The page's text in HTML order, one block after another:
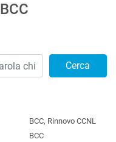
BCC
Cerca
BCC, Rinnovo CCNL
BCC